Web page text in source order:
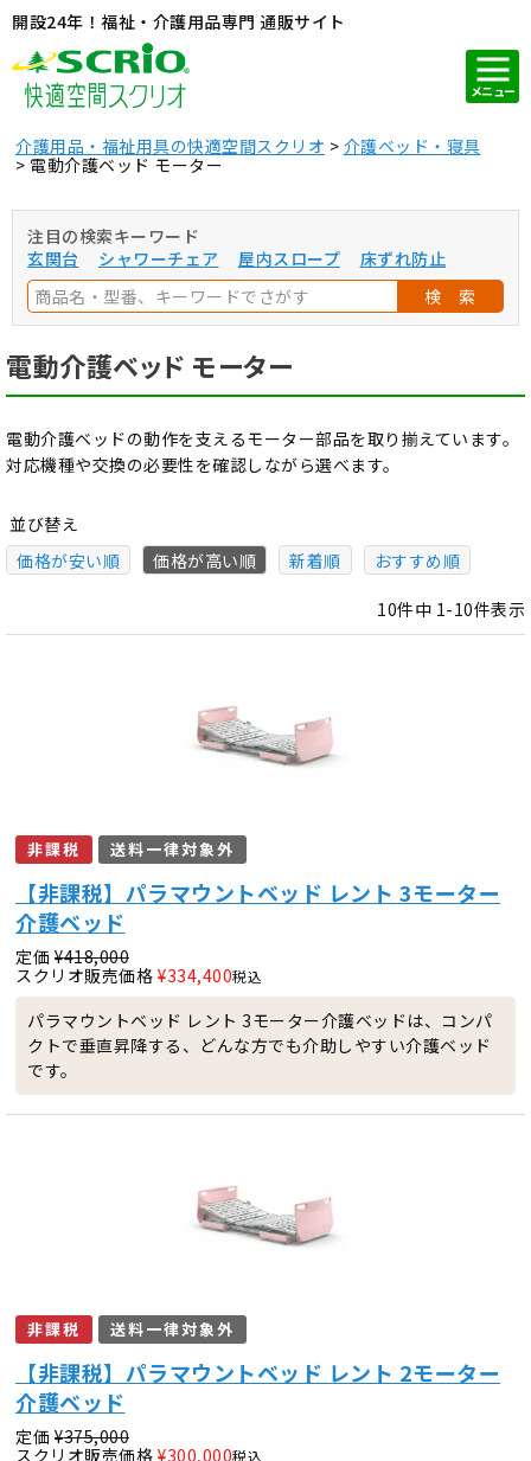
開設24年！福祉・介護用品専門 通販サイト
メニュー
介護用品・福祉用具の快適空間スクリオ
介護ベッド・寝具
電動介護ベッド モーター
注目の検索キーワード
玄関台
シャワーチェア 屋内スロープ
床ずれ防止
検 索
電動介護ベッド モーター
電動介護ベッドの動作を支えるモーター部品を取り揃えています。
対応機種や交換の必要性を確認しながら選べます。
並び替え
価格が安い順
価格が高い順 新着順 おすすめ順
10件中 1-10件表示
非課税 送料一律対象外
【非課税】パラマウントベッド レント 3モーター
介護ベッド
定価 ¥418,000
スクリオ販売価格 ¥334,400税込
パラマウントベッド レント 3モーター介護ベッドは、コンパ
クトで垂直昇降する、どんな方でも介助しやすい介護ベッド
です。
非課税 送料一律対象外
【非課税】パラマウントベッド レント 2モーター
介護ベッド
定価 ¥375,000
スクリオ販売価格 ¥300,000税込